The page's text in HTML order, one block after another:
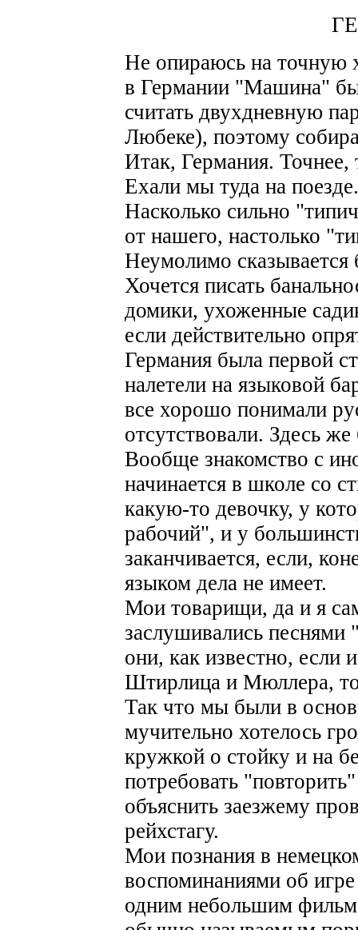
Не опираюсь на точную
в Германии "Машина"
считать двухдневную
Любеке), поэтому
Итак, Германия. Точнее,
Ехали мы туда на поезде.
Насколько сильно
от нашего, настолько
Неумолимо сказывается
Хочется писать
домики, ухоженные
если действительно
Германия была первой
налетели на языковой
все хорошо понимали
отсутствовали. Здесь
Вообще знакомство с
начинается в школе со
какую-то девочку, у
рабочий", и у
заканчивается, если,
языком дела не имеет.
Мои товарищи, да и я
заслушивались песнями
они, как известно, если
Штирлица и Мюллера,
Так что мы были в
мучительно хотелось
кружкой о стойку и на
потребовать
объяснить заезжему
рейхстагу.
Мои познания в
воспоминаниями об
одним небольшим